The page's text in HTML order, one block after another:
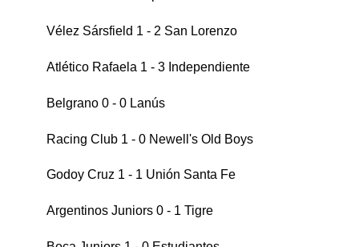
Vélez Sársfield 1 - 2 San Lorenzo
Atlético Rafaela 1 - 3 Independiente
Belgrano 0 - 0 Lanús
Racing Club 1 - 0 Newell's Old Boys
Godoy Cruz 1 - 1 Unión Santa Fe
Argentinos Juniors 0 - 1 Tigre